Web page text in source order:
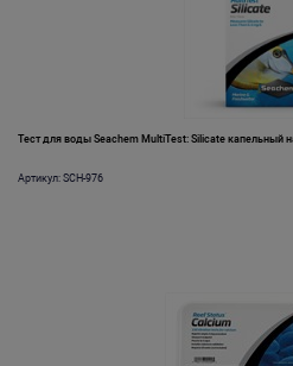
Тест для воды Seachem MultiTest: Silicate капельный
Артикул: SCH-976